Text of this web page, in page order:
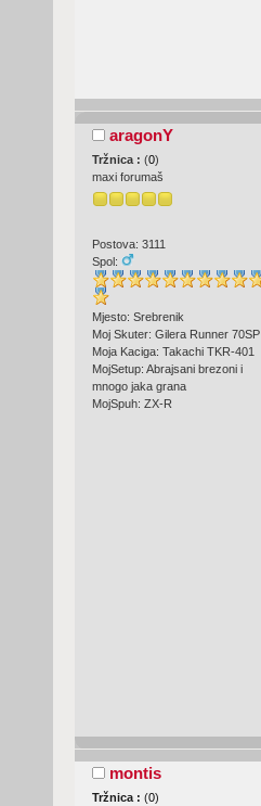
aragonY
Tržnica : (0)
maxi forumaš
Postova: 3111
Spol:
Mjesto: Srebrenik
Moj Skuter: Gilera Runner 70SP
Moja Kaciga: Takachi TKR-401
MojSetup: Abrajsani brezoni i
mnogo jaka grana
MojSpuh: ZX-R
montis
Tržnica : (0)